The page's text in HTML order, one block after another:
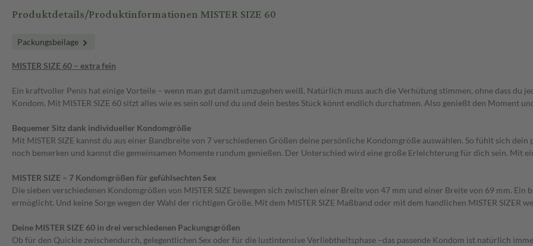
Produktdetails/Produktinformationen MISTER SIZE 60
Packungsbeilage
MISTER SIZE 60 – extra fein
Ein kraftvoller Penis hat einige Vorteile – wenn man gut damit umzugehen weiß. Natürlich muss auch die Verhütung stimmen, ohne dass du
Kondom. Mit MISTER SIZE 60 sitzt alles wie es sein soll und du und dein bestes Stück könnt endlich durchatmen. Also genießt den Moment
Bequemer Sitz dank individueller Kondomgröße
Mit MISTER SIZE kannst du aus einer Bandbreite von 7 verschiedenen Größen deine persönliche Kondomgröße auswählen. So fühlt sich
noch bemerken und kannst die gemeinsamen Momente rundum genießen. Der Unterschied wird eine große Erleichterung für dich sein. Mit
MISTER SIZE – 7 Kondomgrößen für gefühlsechten Sex
Die sieben verschiedenen Kondomgrößen von MISTER SIZE bewegen sich zwischen einer Breite von 47 mm und einer Breite von 69 mm.
ermöglicht. Und keine Sorge wegen der Wahl der richtigen Größe. Mit dem MISTER SIZE Maßband oder mit dem handlichen MISTER SIZER
Deine MISTER SIZE 60 in drei verschiedenen Packungsgrößen
Ob für den Quickie zwischendurch, gelegentlichen Sex oder für die lustintensive Verliebtheitsphase –das passende Kondom ist natürlich